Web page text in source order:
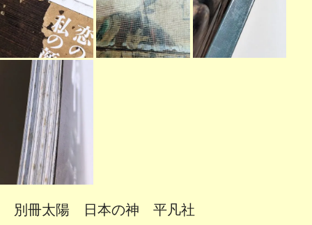
別冊太陽 日本の神 平凡社